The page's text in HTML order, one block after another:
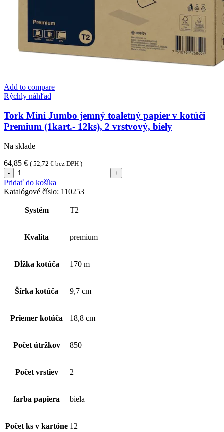
Add to compare
Rýchly náhľad
Tork Mini Jumbo jemný toaletný papier v kotúči
Premium (1kart.- 12ks), 2 vrstvový, biely
Na sklade
64,85 € ( 52,72 € bez DPH )
množstvo
Tork
Mini
Jumbo
jemný
toaletný
(1kart.-
vrstvový,
Pridať do košíka
Katalógové číslo: 110253
Systém T2
Kvalita premium
Dĺžka kotúča 170 m
Šírka kotúča 9,7 cm
Priemer kotúča 18,8 cm
Počet útržkov 850
Počet vrstiev 2
farba papiera biela
Počet ks v kartóne 12